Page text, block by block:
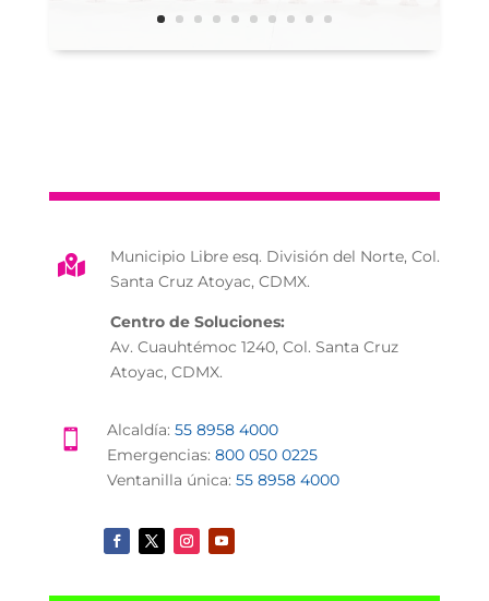
Municipio Libre esq. División del Norte, Col.
Santa Cruz Atoyac, CDMX.
Centro de Soluciones:
Av. Cuauhtémoc 1240, Col. Santa Cruz
Alcaldía:
55 8958 4000